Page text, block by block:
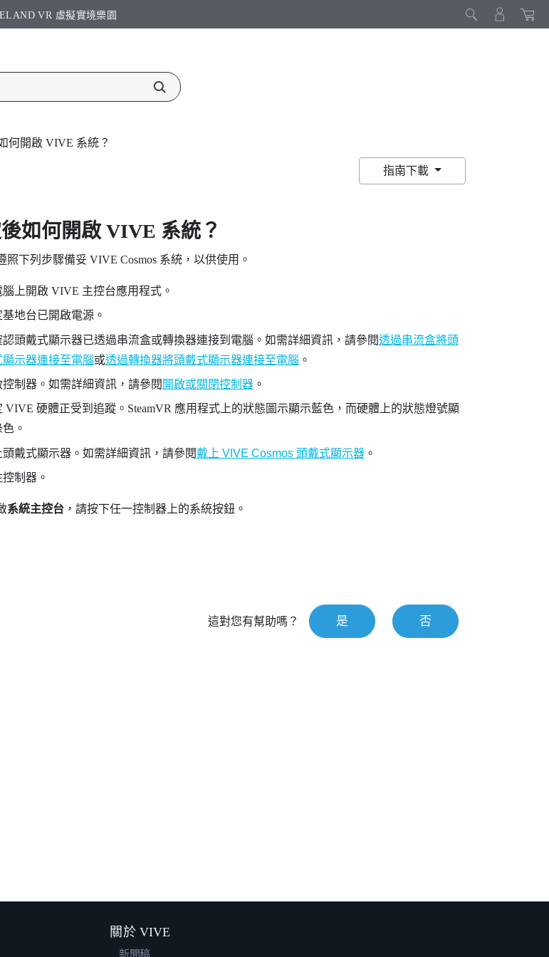
VR 虛擬實境樂園​
何開啟 VIVE 系統？
指南下載
如何開啟 VIVE 系統？
照下列步驟備妥 VIVE Cosmos系統，以供使用。
腦上開啟 VIVE 主控台應用程式。
地台已開啟電源。
認頭戴式顯示器已透過串流盒或轉換器連接到電腦。如需詳細資訊，請參閱透過串流盒將頭
顯示器連接至電腦或透過轉換器將頭戴式顯示器連接至電腦 。
控制器。如需詳細資訊，請參閱 開啟或關閉控制器。
VIVE 硬體正受到追蹤。 SteamVR應用程式上的狀態圖示顯示藍色，而硬體上的狀態燈號顯
。
頭戴式顯示器。如需詳細資訊，請參閱戴上 VIVE Cosmos 頭戴式顯示器。
制器。
系統主控台，請按下任一控制器上的系統按鈕。
這對您有幫助嗎？ 是 否
關於 VIVE
新聞稿